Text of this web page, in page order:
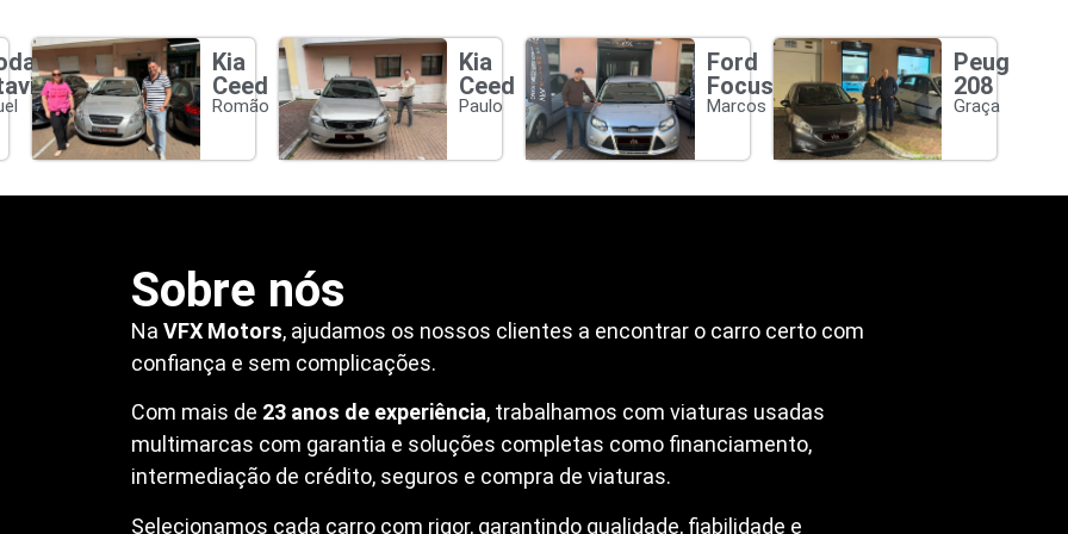
Kia
Ceed
Romão
Kia
Ceed
Paulo
Ford
Focus
Marcos
Peugeot
208
Graça
Sobre nós
Na VFX Motors, ajudamos os nossos clientes a encontrar o carro certo com
confiança e sem complicações.
Com mais de 23 anos de experiência, trabalhamos com viaturas usadas
multimarcas com garantia e soluções completas como financiamento,
intermediação de crédito, seguros e compra de viaturas.
Selecionamos cada carro com rigor, garantindo qualidade, fiabilidade e